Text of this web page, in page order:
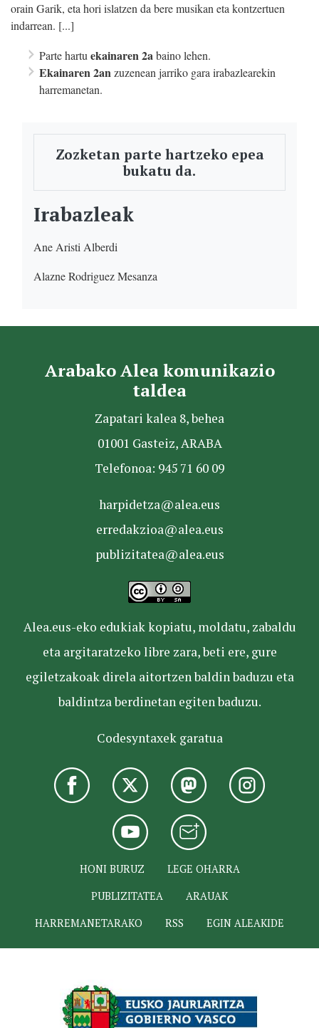
orain Garik, eta hori islatzen da bere musikan eta kontzertuen
indarrean. [...]
Parte hartu ekainaren 2abaino lehen.
Ekainaren 2anzuzenean jarriko gara irabazlearekin
harremanetan.
Zozketan parte hartzeko epea
bukatu da.
Irabazleak
Ane Aristi Alberdi
Alazne Rodriguez Mesanza
Arabako Alea komunikazio
taldea
Zapatari kalea 8, behea
01001 Gasteiz, ARABA
Telefonoa: 945 71 60 09
harpidetza@alea.eus
erredakzioa@alea.eus
publizitatea@alea.eus
Alea.eus-eko edukiak kopiatu, moldatu, zabaldu
eta argitaratzeko libre zara, beti ere, gure
egiletzakoak direla aitortzen baldin baduzu eta
baldintza berdinetan egiten baduzu.
Codesyntaxek garatua
HONI BURUZ
LEGE OHARRA
PUBLIZITATEA
ARAUAK
HARREMANETARAKO
RSS EGIN ALEAKIDE